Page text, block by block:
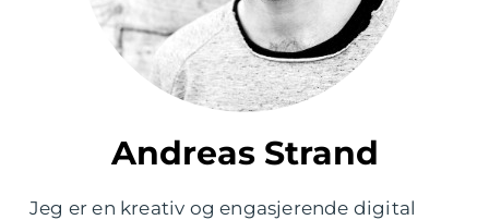
Andreas Strand
Jeg er en kreativ og engasjerende digital